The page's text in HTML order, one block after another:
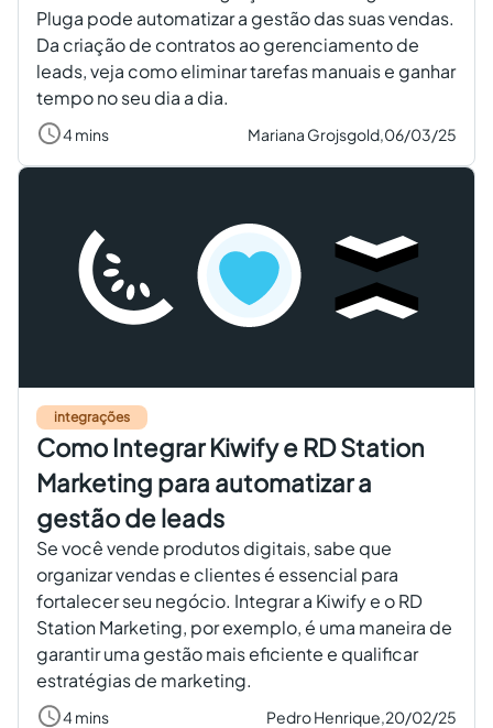
Pluga pode automatizar a gestão das suas vendas.
Da criação de contratos ao gerenciamento de
leads, veja como eliminar tarefas manuais e ganhar
tempo no seu dia a dia.
4 mins Mariana Grojsgold,06/03/25
integrações
Como Integrar Kiwify e RD Station
Marketing para automatizar a
gestão de leads
Se você vende produtos digitais, sabe que
organizar vendas e clientes é essencial para
fortalecer seu negócio. Integrar a Kiwify e o RD
Station Marketing, por exemplo, é uma maneira de
garantir uma gestão mais eficiente e qualificar
estratégias de marketing.
4 mins Pedro Henrique,20/02/25